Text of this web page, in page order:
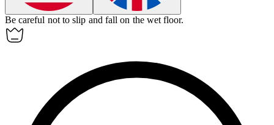
Be careful not to slip and fall on the wet floor.